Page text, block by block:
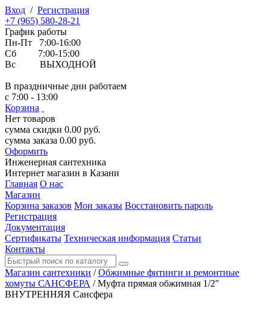
Вход / Регистрация
+7 (965) 580-28-21
График работы
Пн-Пт 7:00-16:00
Сб 7:00-15:00
Вс ВЫХОДНОЙ
В праздничные дни работаем
с 7:00 - 13:00
Корзина
Нет товаров
сумма скидки 0.00 руб.
сумма заказа 0.00 руб.
Оформить
Инженерная сантехника
Интернет магазин в Казани
Главная О нас
Магазин
Корзина заказов Мои заказы Восстановить пароль
Регистрация
Документация
Сертификаты Техническая информация Статьи
Контакты
Магазин сантехники / Обжимные фитинги и ремонтные
хомуты САНСФЕРА / Муфта прямая обжимная 1/2"
ВНУТРЕННЯЯ Сансфера